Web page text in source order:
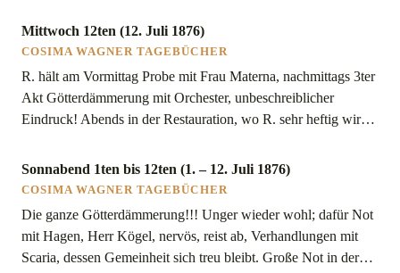
Archäologen drückt sich darin aus, zum Schaden des
Tragischen und Mythischen. Ich möchte alles viel einfacher,
Mittwoch 12ten (12. Juli 1876)
COSIMA WAGNER TAGEBÜCHER
R. hält am Vormittag Probe mit Frau Materna, nachmittags 3ter
Akt Götterdämmerung mit Orchester, unbeschreiblicher
Eindruck! Abends in der Restauration, wo R. sehr heftig wird
hätten nicht ihren ältesten »Kunden«, Herzog Meiningen,
vernachlässigen können!). Das Wort Kunden bringt R. außer
Sonnabend 1ten bis 12ten (1. – 12. Juli 1876)
COSIMA WAGNER TAGEBÜCHER
Die ganze Götterdämmerung!!! Unger wieder wohl; dafür Not
mit Hagen, Herr Kögel, nervös, reist ab, Verhandlungen mit
Scaria, dessen Gemeinheit sich treu bleibt. Große Not in der